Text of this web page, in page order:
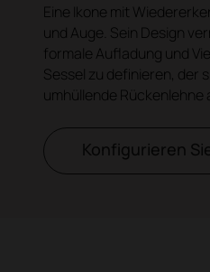
Eine Ikone mit
und Auge. Sein Design
formale Aufladung und
Sessel zu definieren, der
umhüllende Rückenlehne
Konfigurieren